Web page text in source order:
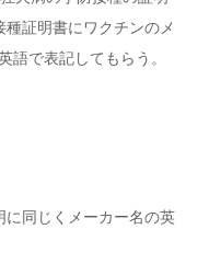
証明書にワクチンのメ
語で表記してもらう。
同じくメーカー名の英